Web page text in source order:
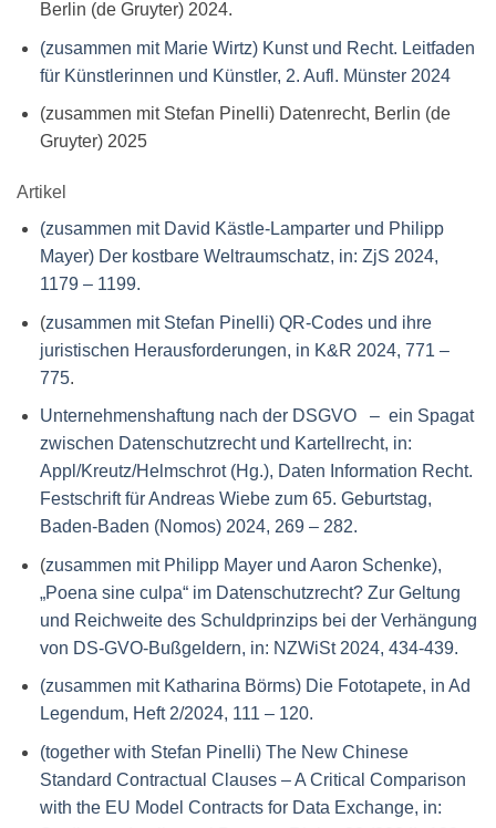
Berlin (de Gruyter) 2024.
(zusammen mit Marie Wirtz) Kunst und Recht. Leitfaden
für Künstlerinnen und Künstler, 2. Aufl. Münster 2024
(zusammen mit Stefan Pinelli) Datenrecht, Berlin (de
Gruyter) 2025
Artikel
(zusammen mit David Kästle-Lamparter und Philipp
Mayer) Der kostbare Weltraumschatz, in: ZjS 2024,
1179 – 1199.
(zusammen mit Stefan Pinelli) QR-Codes und ihre
juristischen Herausforderungen, in K&R 2024, 771 –
775.
Unternehmenshaftung nach der DSGVO – ein Spagat
zwischen Datenschutzrecht und Kartellrecht, in:
Appl/Kreutz/Helmschrot (Hg.), Daten Information Recht.
Festschrift für Andreas Wiebe zum 65. Geburtstag,
Baden-Baden (Nomos) 2024, 269 – 282.
(zusammen mit Philipp Mayer und Aaron Schenke),
„Poena sine culpa“ im Datenschutzrecht? Zur Geltung
und Reichweite des Schuldprinzips bei der Verhängung
von DS-GVO-Bußgeldern, in: NZWiSt 2024, 434-439.
(zusammen mit Katharina Börms) Die Fototapete, in Ad
Legendum, Heft 2/2024, 111 – 120.
(together with Stefan Pinelli) The New Chinese
Standard Contractual Clauses – A Critical Comparison
with the EU Model Contracts for Data Exchange, in: